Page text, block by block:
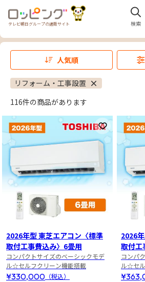
テレビ朝日グループの通販サイト 検索
人気順
リフォーム・工事設置
116件の商品があります
お気に入り
2026年型 東芝エアコン〈標準
取付工事費込み〉6畳用
コンパクトサイズのベーシックモデ
ル☆セルフクリーン機能搭載
¥330,000 （税込）
2026
取付工
コンパ
ル☆セ